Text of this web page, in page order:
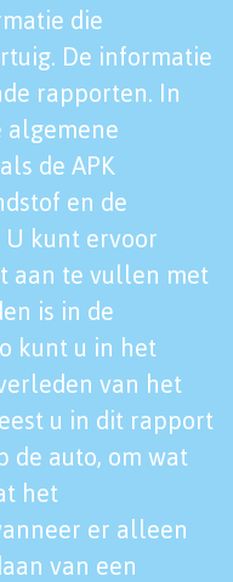
die
De informatie
rapporten. In
algemene
de APK
en de
U kunt ervoor
aan te vullen met
is in de
kunt u in het
van het
u in dit rapport
de auto, om wat
het
er alleen
van een